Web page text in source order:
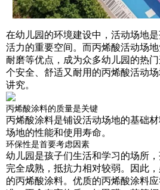
在幼儿园的环境建设中，活动场地
活力的重要空间。而丙烯酸活动场
耐磨等优点，成为众多幼儿园的热
个安全、舒适又耐用的丙烯酸活动
讲究。
丙烯酸涂料的质量是关键
丙烯酸涂料是铺设活动场地的基础
场地的性能和使用寿命。
环保性是首要考虑因素
幼儿园是孩子们生活和学习的场所
完全成熟，抵抗力相对较弱。因此
的丙烯酸涂料。优质的丙烯酸涂料